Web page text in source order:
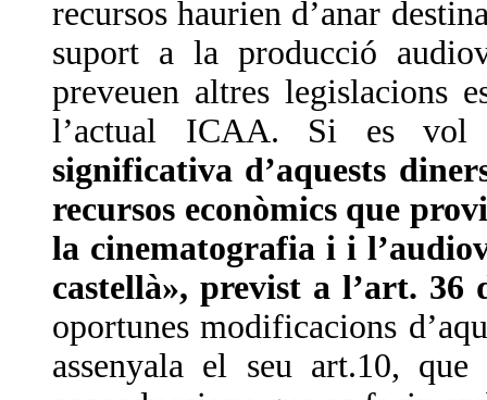
recursos haurien d’anar
suport a la producció
preveuen altres legislacions
l’actual ICAA. Si es
significativa d’aquests
recursos econòmics que
la cinematografia i i
castellà», previst a l’art. 36
oportunes modificacions
assenyala el seu art.10,